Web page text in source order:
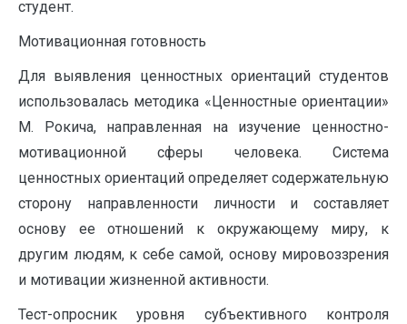
студент.
Мотивационная готовность
Для выявления ценностных ориентаций студентов
использовалась методика «Ценностные ориентации»
М. Рокича, направленная на изучение ценностно-
мотивационной сферы человека. Система
ценностных ориентаций определяет содержательную
сторону направленности личности и составляет
основу ее отношений к окружающему миру, к
другим людям, к себе самой, основу мировоззрения
и мотивации жизненной активности.
Тест-опросник уровня субъективного контроля